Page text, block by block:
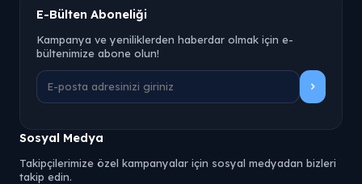
E-Bülten Aboneliği
Kampanya ve yeniliklerden haberdar olmak için e-
bültenimize abone olun!
Sosyal Medya
Takipçilerimize özel kampanyalar için sosyal medyadan bizleri
takip edin.